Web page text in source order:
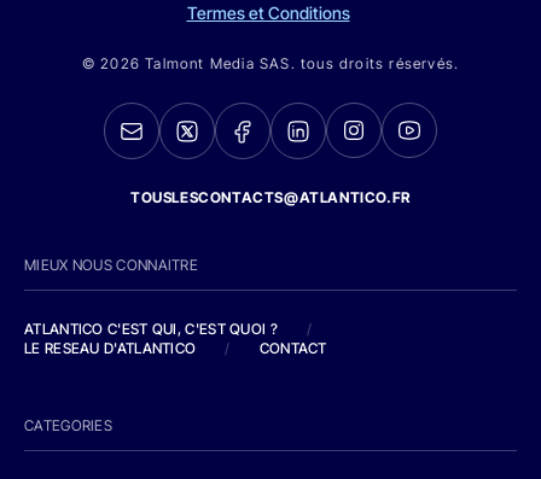
Termes et Conditions
© 2026 Talmont Media SAS. tous droits réservés.
TOUSLESCONTACTS@ATLANTICO.FR
MIEUX NOUS CONNAITRE
ATLANTICO C'EST QUI, C'EST QUOI ?
/
LE RESEAU D'ATLANTICO
/ CONTACT
CATEGORIES